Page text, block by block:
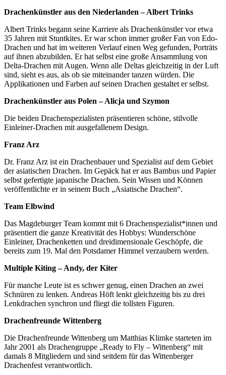
Drachenkünstler aus den Niederlanden – Albert Trinks
Albert Trinks begann seine Karriere als Drachenkünstler vor etwa
35 Jahren mit Stuntkites. Er war schon immer großer Fan von Edo-
Drachen und hat im weiteren Verlauf einen Weg gefunden, Porträts
auf ihnen abzubilden. Er hat selbst eine große Ansammlung von
Delta-Drachen mit Augen. Wenn alle Deltas gleichzeitig in der Luft
sind, sieht es aus, als ob sie miteinander tanzen würden. Die
Applikationen und Farben auf seinen Drachen gestaltet er selbst.
Drachenkünstler aus Polen – Alicja und Szymon
Die beiden Drachenspezialisten präsentieren schöne, stilvolle
Einleiner-Drachen mit ausgefallenem Design.
Franz Arz
Dr. Franz Arz ist ein Drachenbauer und Spezialist auf dem Gebiet
der asiatischen Drachen. Im Gepäck hat er aus Bambus und Papier
selbst gefertigte japanische Drachen. Sein Wissen und Können
veröffentlichte er in seinem Buch „Asiatische Drachen“.
Team Elbwind
Das Magdeburger Team kommt mit 6 Drachenspezialist*innen und
präsentiert die ganze Kreativität des Hobbys: Wunderschöne
Einleiner, Drachenketten und dreidimensionale Geschöpfe, die
bereits zum 19. Mal den Potsdamer Himmel verzaubern werden.
Multiple Kiting – Andy, der Kiter
Für manche Leute ist es schwer genug, einen Drachen an zwei
Schnüren zu lenken. Andreas Höft lenkt gleichzeitig bis zu drei
Lenkdrachen synchron und fliegt die tollsten Figuren.
Drachenfreunde Wittenberg
Die Drachenfreunde Wittenberg um Matthias Klimke starteten im
Jahr 2001 als Drachengruppe „Ready to Fly – Wittenberg“ mit
damals 8 Mitgliedern und sind seitdem für das Wittenberger
Drachenfest verantwortlich.